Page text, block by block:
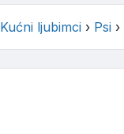
Kućni ljubimci› Psi›